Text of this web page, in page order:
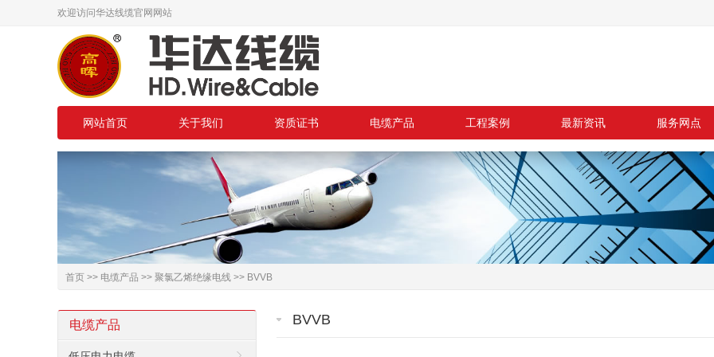
欢迎访问华达线缆官网网站
网站首页 关于我们 资质证书 电缆产品 工程案例 最新资讯 服务网点
首页 >> 电缆产品 >> 聚氯乙烯绝缘电线 >> BVVB
BVVB
电缆产品